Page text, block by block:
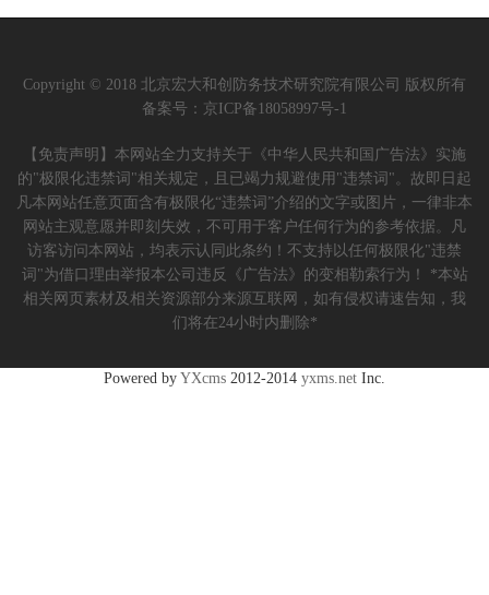
Copyright © 2018 北京宏大和创防务技术研究院有限公司 版权所有
备案号： 京ICP备18058997号-1
【免责声明】本网站全力支持关于《中华人民共和国广告法》实施
的"极限化违禁词"相关规定，且已竭力规避使用"违禁词"。故即日起
凡本网站任意页面含有极限化“违禁词”介绍的文字或图片，一律非本
网站主观意愿并即刻失效，不可用于客户任何行为的参考依据。凡
访客访问本网站，均表示认同此条约！不支持以任何极限化"违禁
词"为借口理由举报本公司违反《广告法》的变相勒索行为！ *本站
相关网页素材及相关资源部分来源互联网，如有侵权请速告知，我
们将在24小时内删除*
Powered by YXcms 2012-2014 yxms.net Inc.